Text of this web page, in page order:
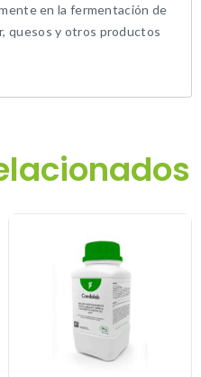
en la fermentación de
quesos y otros productos